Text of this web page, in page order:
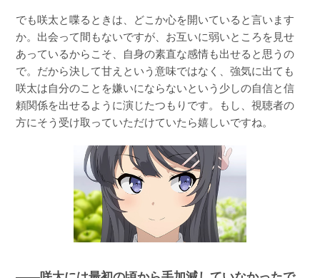
でも咲太と喋るときは、どこか心を開いていると言います
か。出会って間もないですが、お互いに弱いところを見せ
あっているからこそ、自身の素直な感情も出せると思うの
で。だから決して甘えという意味ではなく、強気に出ても
咲太は自分のことを嫌いにならないという少しの自信と信
頼関係を出せるように演じたつもりです。もし、視聴者の
方にそう受け取っていただけていたら嬉しいですね。